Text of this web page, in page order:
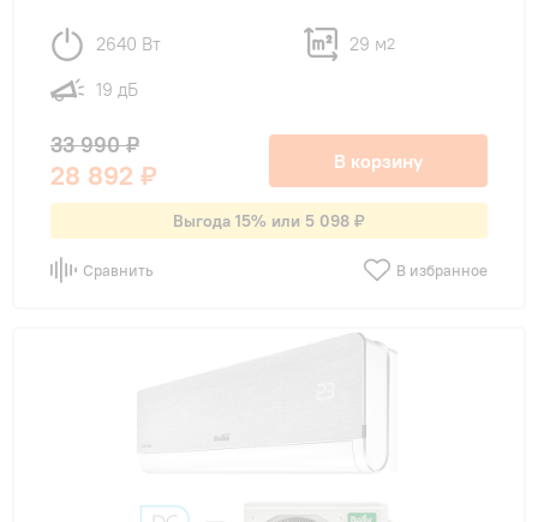
2640 Вт 29 м2
19 дБ
33 990 ₽
28 892 ₽ В корзину
Выгода 15% или 5 098 ₽
Сравнить В избранное